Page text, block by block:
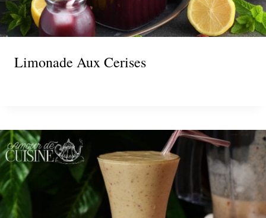
Limonade Aux Cerises